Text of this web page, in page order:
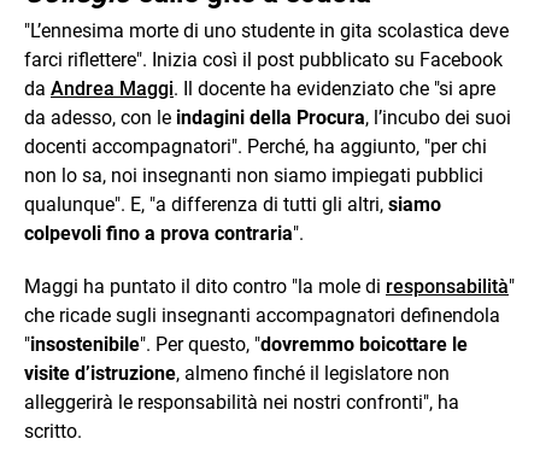
"L’ennesima morte di uno studente in gita scolastica deve
farci riflettere". Inizia così il post pubblicato su Facebook
da Andrea Maggi. Il docente ha evidenziato che "si apre
da adesso, con le indagini della Procura, l’incubo dei suoi
docenti accompagnatori". Perché, ha aggiunto, "per chi
non lo sa, noi insegnanti non siamo impiegati pubblici
qualunque". E, "a differenza di tutti gli altri, siamo
colpevoli fino a prova contraria".
Maggi ha puntato il dito contro "la mole di responsabilità"
che ricade sugli insegnanti accompagnatori definendola
"insostenibile". Per questo, "dovremmo boicottare le
visite d’istruzione, almeno finché il legislatore non
alleggerirà le responsabilità nei nostri confronti", ha
scritto.